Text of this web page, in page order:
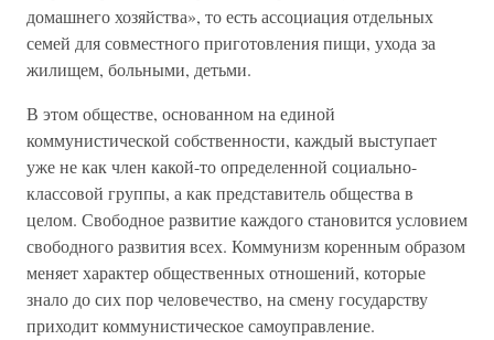
домашнего хозяйства», то есть ассоциация отдельных
семей для совместного приготовления пищи, ухода за
жилищем, больными, детьми.
В этом обществе, основанном на единой
коммунистической собственности, каждый выступает
уже не как член какой-то определенной социально-
классовой группы, а как представитель общества в
целом. Свободное развитие каждого становится условием
свободного развития всех. Коммунизм коренным образом
меняет характер общественных отношений, которые
знало до сих пор человечество, на смену государству
приходит коммунистическое самоуправление.